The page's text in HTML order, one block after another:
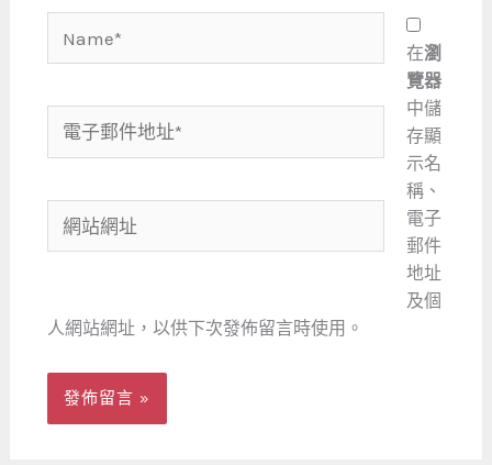
件
地
址
站
在瀏
覽器
中儲
存顯
示名
稱、
電子
郵件
地址
及個
人網站網址，以供下次發佈留言時使用。